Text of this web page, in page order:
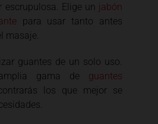
escrupulosa. Elige un jabón
para usar tanto antes
masaje.
guantes de un solo uso.
gama de guantes
los que mejor se